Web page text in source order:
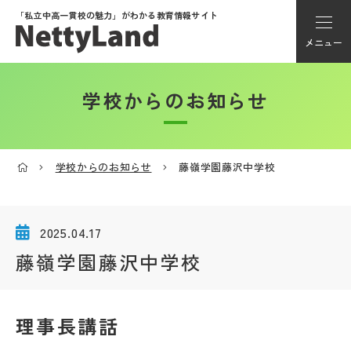
「私立中高一貫校の魅力」がわかる教育情報サイト
メニュー
アカウント登録
学校選び
私学探検隊
学校からのお知らせ
学校からのお知らせ 藤嶺学園藤沢中学校
2025.04.17
藤嶺学園藤沢中学校
理事長講話